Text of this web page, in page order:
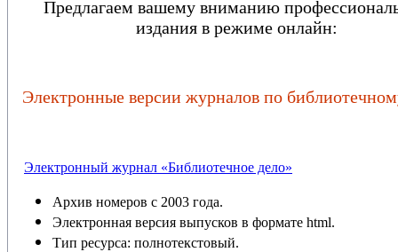
Предлагаем вашему вниманию
издания в режиме онлайн:
Электронные версии журналов по
Электронный журнал «Библиотечное дело»
Архив номеров с 2003 года.
Электронная версия выпусков в формате html.
Тип ресурса: полнотекстовый.